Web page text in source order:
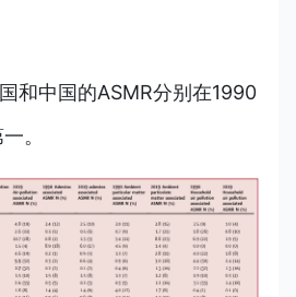
和中国的ASMR分别在1990
。